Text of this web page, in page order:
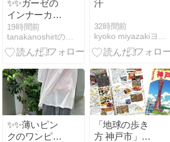
✨✨ガーゼの
インナーカッ
トソーです
✨✨
19時間前
tanakanoshirtのブログ
汗
32時間前
kyoko miyazakiヨガと帽子のものがたり
✨✨薄いピン
クのワンピー
「地球の歩き
方 神戸市」に